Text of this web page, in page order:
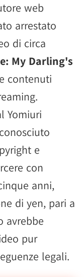
web
arrestato
di circa
My Darling's
contenuti
Yomiuri
e
con
anni,
di yen, pari a
avrebbe
pur
legali.